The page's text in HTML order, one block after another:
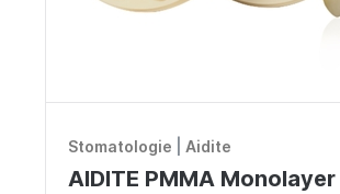
Stomatologie Aidite
AIDITE PMMA Monolayer